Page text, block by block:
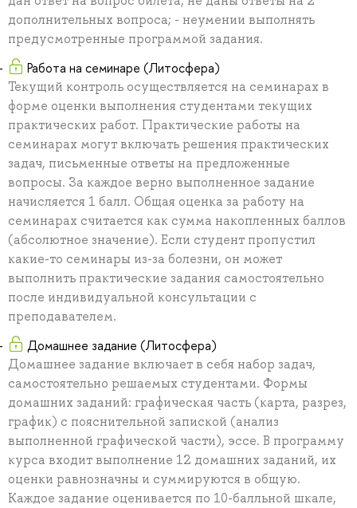
дополнительных вопроса; - неумении выполнять
предусмотренные программой задания.
Работа на семинаре (Литосфера)
Текущий контроль осуществляется на семинарах в
форме оценки выполнения студентами текущих
практических работ. Практические работы на
семинарах могут включать решения практических
задач, письменные ответы на предложенные
вопросы. За каждое верно выполненное задание
начисляется 1 балл. Общая оценка за работу на
семинарах считается как сумма накопленных баллов
(абсолютное значение). Если студент пропустил
какие-то семинары из-за болезни, он может
выполнить практические задания самостоятельно
после индивидуальной консультации с
преподавателем.
Домашнее задание (Литосфера)
Домашнее задание включает в себя набор задач,
самостоятельно решаемых студентами. Формы
домашних заданий: графическая часть (карта, разрез,
график) с пояснительной запиской (анализ
выполненной графической части), эссе. В программу
курса входит выполнение 12 домашних заданий, их
оценки равнозначны и суммируются в общую.
Каждое задание оценивается по 10-балльной шкале,